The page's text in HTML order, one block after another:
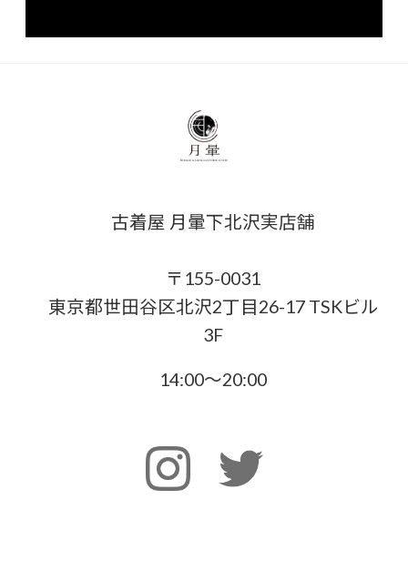
古着屋 月暈下北沢実店舗
〒155-0031
東京都世田谷区北沢2丁目26-17 TSKビル
3F
14:00〜20:00